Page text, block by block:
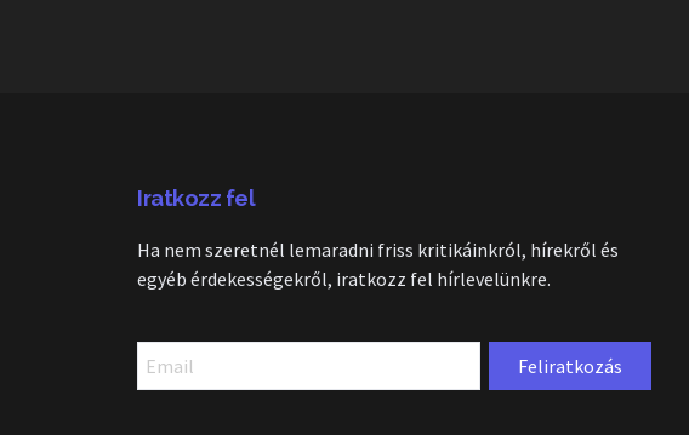
Iratkozz fel
Ha nem szeretnél lemaradni friss kritikáinkról, hírekről és
egyéb érdekességekről, iratkozz fel hírlevelünkre.
Feliratkozás